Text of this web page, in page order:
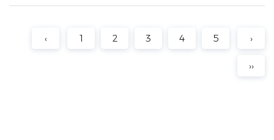
‹ 1 2 3 4 5 ›
››